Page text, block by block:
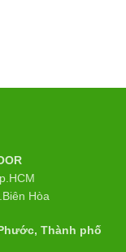
Hòa
Thành phố